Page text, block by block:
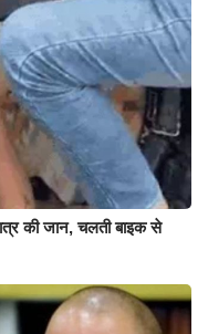
की जान, चलती बाइक से